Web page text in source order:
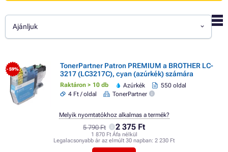
Ajánljuk
- 59%
TonerPartner Patron PREMIUM a BROTHER LC-
3217 (LC3217C), cyan (azúrkék) számára
Raktáron > 10 db Azúrkék
550 oldal
4 Ft / oldal
TonerPartner
5 790 Ft 2 375 Ft
1 870 Ft Áfa nélkül
Legalacsonyabb ár az elmúlt 30 napban: 2 230 Ft
Melyik nyomtatókhoz alkalmas a termék?